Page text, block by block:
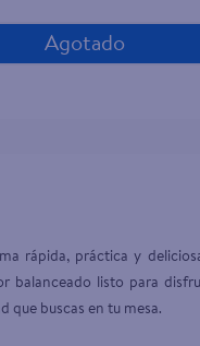
Agotado
rápida, práctica y
balanceado listo para
que buscas en tu mesa.